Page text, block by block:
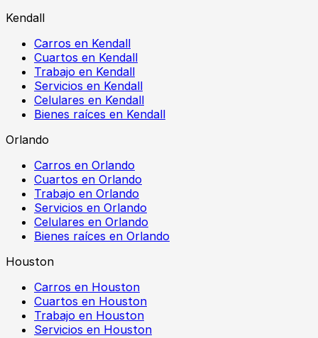
Kendall
Carros en Kendall
Cuartos en Kendall
Trabajo en Kendall
Servicios en Kendall
Celulares en Kendall
Bienes raíces en Kendall
Orlando
Carros en Orlando
Cuartos en Orlando
Trabajo en Orlando
Servicios en Orlando
Celulares en Orlando
Bienes raíces en Orlando
Houston
Carros en Houston
Cuartos en Houston
Trabajo en Houston
Servicios en Houston